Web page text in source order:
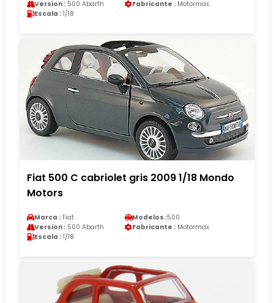
Version : 500 Abarth Fabricante : Motormax
Escala : 1/18
Fiat 500 C cabriolet gris 2009 1/18 Mondo
Motors
Marca : Fiat Modelos :500
Version : 500 Abarth Fabricante : Motormax
Escala : 1/18